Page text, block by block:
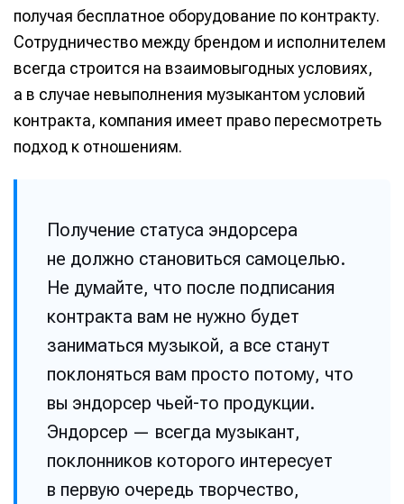
получая бесплатное оборудование по контракту.
Сотрудничество между брендом и исполнителем
всегда строится на взаимовыгодных условиях,
а в случае невыполнения музыкантом условий
контракта, компания имеет право пересмотреть
подход к отношениям.
Получение статуса эндорсера
не должно становиться самоцелью.
Не думайте, что после подписания
контракта вам не нужно будет
заниматься музыкой, а все станут
поклоняться вам просто потому, что
вы эндорсер чьей-то продукции.
Эндорсер — всегда музыкант,
поклонников которого интересует
в первую очередь творчество,